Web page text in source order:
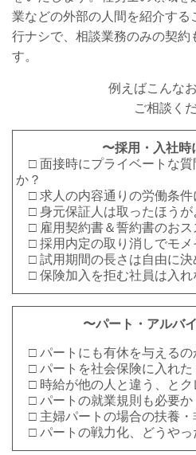
業などの外部の人間を紹介す
行ナシで、相談業務のみの契約
す。
例えばこんな
ご相談く
〜採用・入社時
□ 面接時にプライベートな質
か？
□ 求人の内容通りの労働条件
□ 身元保証人は取ったほうが
□ 雇用契約書＆誓約書のおス
□ 採用内定の取り消しでモメ
□ 試用期間の長さは自由に決
□ 保険加入を拒む社員は入れ
〜パート・アルバ
□ パートにも有休を与えるの
□ パートを社会保険に入れた
□ 時給が他の人と違う、とク
□ パートの就業規則も必要か
□ 主婦パートの場合の扶養・
□ パートの戦力化、どうやっ